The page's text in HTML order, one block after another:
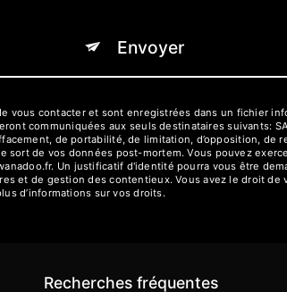
Envoyer
contacter et sont enregistrées dans un fichier
communiquées aux seuls destinataires suivants:
de portabilité, de limitation, d’opposition,
sort de vos données post-mortem. Vous pouvez
Un justificatif d'identité pourra vous être
et de gestion des contentieux. Vous avez le droit
d’informations sur vos droits.
Recherches fréquentes